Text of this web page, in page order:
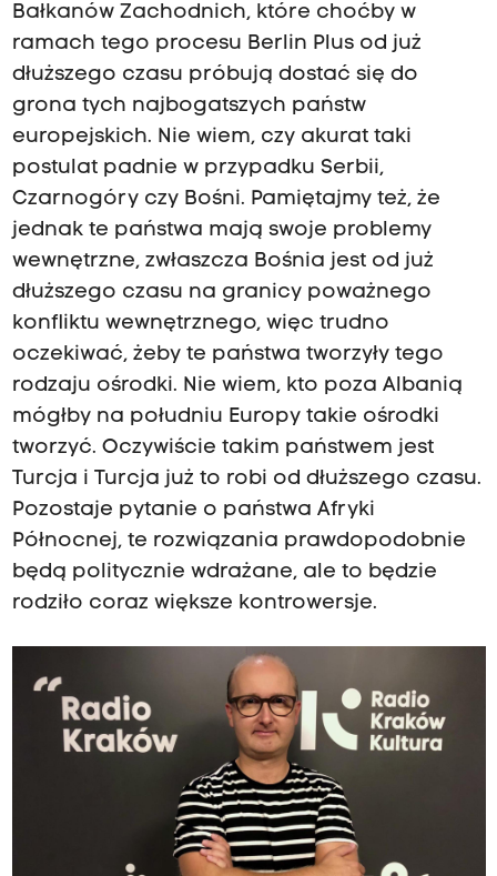
Bałkanów Zachodnich, które choćby w
ramach tego procesu Berlin Plus od już
dłuższego czasu próbują dostać się do
grona tych najbogatszych państw
europejskich. Nie wiem, czy akurat taki
postulat padnie w przypadku Serbii,
Czarnogóry czy Bośni. Pamiętajmy też, że
jednak te państwa mają swoje problemy
wewnętrzne, zwłaszcza Bośnia jest od już
dłuższego czasu na granicy poważnego
konfliktu wewnętrznego, więc trudno
oczekiwać, żeby te państwa tworzyły tego
rodzaju ośrodki. Nie wiem, kto poza Albanią
mógłby na południu Europy takie ośrodki
tworzyć. Oczywiście takim państwem jest
Turcja i Turcja już to robi od dłuższego czasu.
Pozostaje pytanie o państwa Afryki
Północnej, te rozwiązania prawdopodobnie
będą politycznie wdrażane, ale to będzie
rodziło coraz większe kontrowersje.